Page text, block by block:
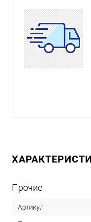
Прочие
Артикул